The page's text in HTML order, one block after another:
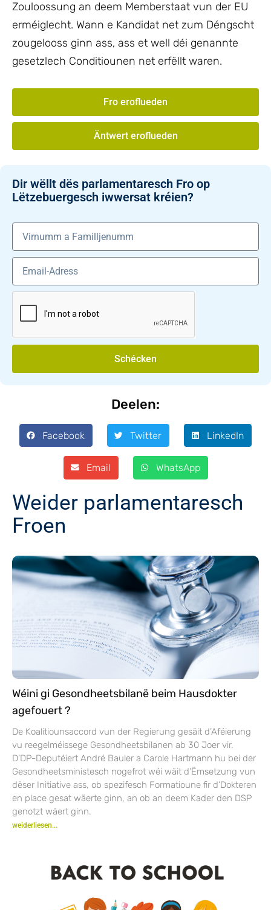
Zouloossung an deem Memberstaat vun der EU
erméiglecht. Wann e Kandidat net zum Déngscht
zougelooss ginn ass, ass et well déi genannte
gesetzlech Conditiounen net erfëllt waren.
Fro eroflueden
Äntwert eroflueden
Dir wëllt dës parlamentaresch Fro op
Lëtzebuergesch iwwersat kréien?
Schécken
Deelen:
Facebook Twitter LinkedIn
Email WhatsApp
Weider parlamentaresch
Froen
Wéini gi Gesondheetsbilanë beim Hausdokter
agefouert ?
De Koalitiounsaccord vun der Regierung gesäit d’Aféierung
vu reegelméissege Gesondheetsbilanen ab 30 Joer vir.
D’DP-Deputéiert André Bauler a Carole Hartmann hu bei der
Gesondheetsministesch nogefrot wéi wäit d’Ëmsetzung vun
dëser Initiative ass, ob spezifesch Formatioune fir d’Dokteren
en place gesat wäerte ginn, an ob an deem Kader den DSP
genotzt wäert ginn.
weiderliesen...